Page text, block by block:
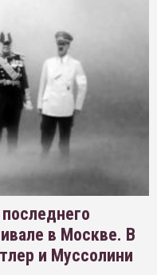
в Москве. В
и Муссолини